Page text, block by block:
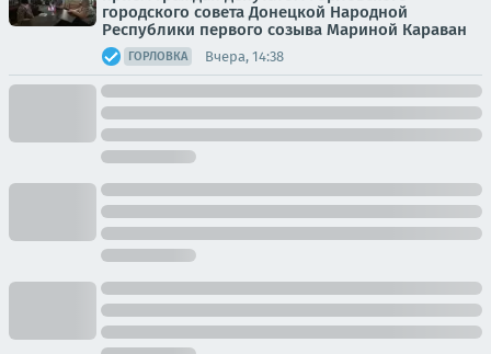
городского совета Донецкой Народной
Республики первого созыва Мариной Караван
ГОРЛОВКА Вчера, 14:38